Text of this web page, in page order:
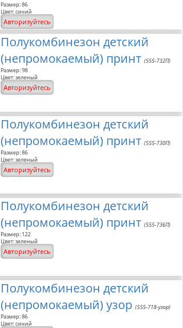
Размер: 86
Цвет: синий
Авторизуйтесь
Полукомбинезон детский
(непромокаемый) принт (555-732П)
Размер: 98
Цвет: зеленый
Авторизуйтесь
Полукомбинезон детский
(непромокаемый) принт (555-730П)
Размер: 86
Цвет: зеленый
Авторизуйтесь
Полукомбинезон детский
(непромокаемый) принт (555-736П)
Размер: 122
Цвет: зеленый
Авторизуйтесь
Полукомбинезон детский
(непромокаемый) узор (555-718-узор)
Размер: 86
Цвет: синий